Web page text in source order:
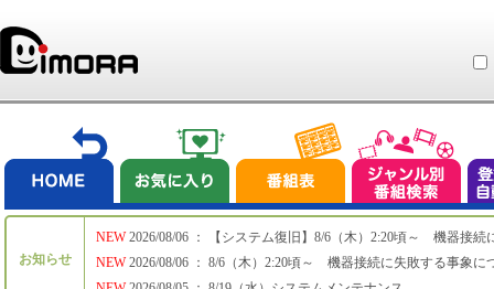
お知らせ
NEW
NEW
2026/08/06 ： 【システム復旧】8/6（木）2:20頃～ 機器接続
2026/08/06 ： 8/6（木）2:20頃～ 機器接続に失敗する事象に